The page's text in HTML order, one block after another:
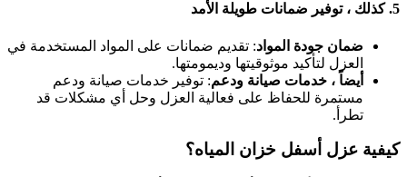
5. كذلك ، توفير ضمانات طويلة الأمد
ضمان جودة المواد: تقديم ضمانات على المواد المستخدمة في
العزل لتأكيد موثوقيتها وديمومتها.
أيضاً ، خدمات صيانة ودعم: توفير خدمات صيانة ودعم
مستمرة للحفاظ على فعالية العزل وحل أي مشكلات قد
تطرأ.
كيفية عزل أسفل خزان المياه؟